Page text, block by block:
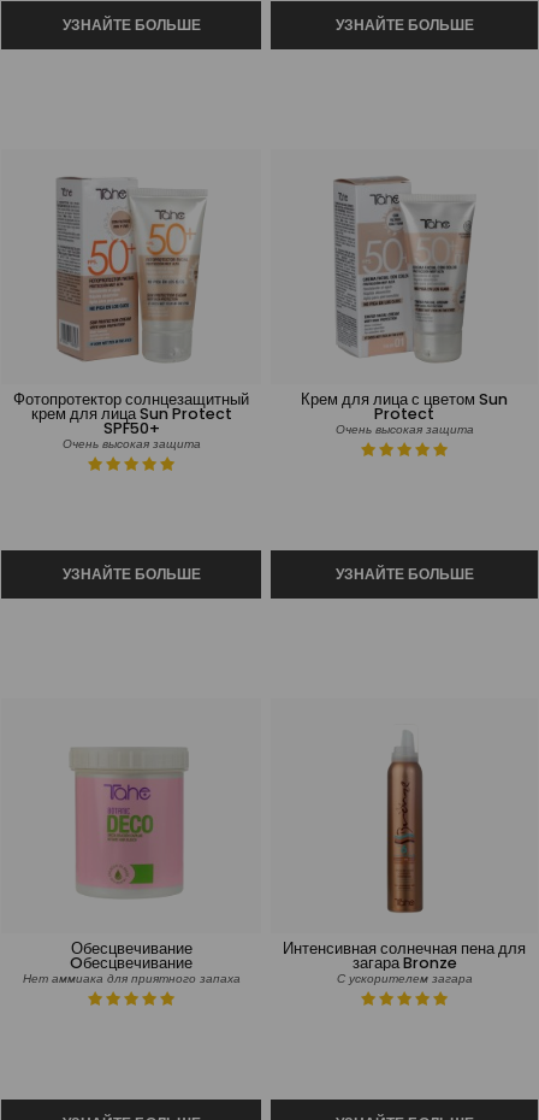
Фотопротектор солнцезащитный
крем для лица Sun Protect
SPF50+
Очень высокая защита
Крем для лица с цветом Sun
Protect
Очень высокая защита
Обесцвечивание
Oбесцвечивание
Нет аммиака для приятного запаха
Интенсивная солнечная пена для
загара Bronze
С ускорителем загара